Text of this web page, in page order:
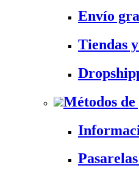
Envío
Tiendas
Métodos de